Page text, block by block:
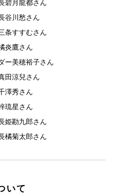
碧月龍都さん
谷川愁さん
条すすむさん
炎鷹さん
ー美穂裕子さん
田涼兒さん
澤秀さん
琉星さん
姫勘九郎さん
橘菊太郎さん
いて